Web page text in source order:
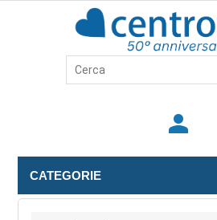
person
CATEGORIE